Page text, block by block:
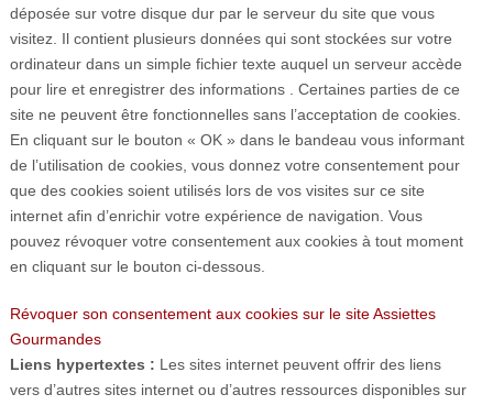
déposée sur votre disque dur par le serveur du site que vous
visitez. Il contient plusieurs données qui sont stockées sur votre
ordinateur dans un simple fichier texte auquel un serveur accède
pour lire et enregistrer des informations . Certaines parties de ce
site ne peuvent être fonctionnelles sans l’acceptation de cookies.
En cliquant sur le bouton « OK » dans le bandeau vous informant
de l’utilisation de cookies, vous donnez votre consentement pour
que des cookies soient utilisés lors de vos visites sur ce site
internet afin d’enrichir votre expérience de navigation. Vous
pouvez révoquer votre consentement aux cookies à tout moment
en cliquant sur le bouton ci-dessous.
Révoquer son consentement aux cookies sur le site Assiettes
Gourmandes
Liens hypertextes : Les sites internet peuvent offrir des liens
vers d’autres sites internet ou d’autres ressources disponibles sur